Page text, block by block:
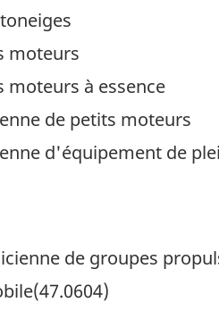
moteurs
à essence
de petits moteurs
d'équipement de
de groupes